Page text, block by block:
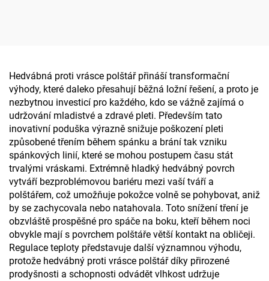
Hedvábná proti vrásce polštář přináší transformační
výhody, které daleko přesahují běžná ložní řešení, a proto je
nezbytnou investicí pro každého, kdo se vážně zajímá o
udržování mladistvé a zdravé pleti. Především tato
inovativní poduška výrazně snižuje poškození pleti
způsobené třením během spánku a brání tak vzniku
spánkových linií, které se mohou postupem času stát
trvalými vráskami. Extrémně hladký hedvábný povrch
vytváří bezproblémovou bariéru mezi vaší tváří a
polštářem, což umožňuje pokožce volně se pohybovat, aniž
by se zachycovala nebo natahovala. Toto snížení tření je
obzvláště prospěšné pro spáče na boku, kteří během noci
obvykle mají s povrchem polštáře větší kontakt na obličeji.
Regulace teploty představuje další významnou výhodu,
protože hedvábný proti vrásce polštář díky přirozené
prodyšnosti a schopnosti odvádět vlhkost udržuje